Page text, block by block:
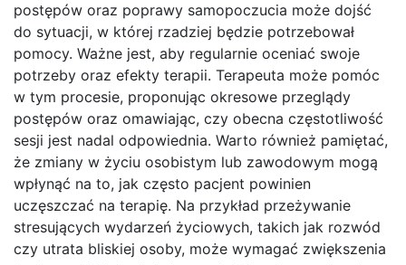
postępów oraz poprawy samopoczucia może dojść
do sytuacji, w której rzadziej będzie potrzebował
pomocy. Ważne jest, aby regularnie oceniać swoje
potrzeby oraz efekty terapii. Terapeuta może pomóc
w tym procesie, proponując okresowe przeglądy
postępów oraz omawiając, czy obecna częstotliwość
sesji jest nadal odpowiednia. Warto również pamiętać,
że zmiany w życiu osobistym lub zawodowym mogą
wpłynąć na to, jak często pacjent powinien
uczęszczać na terapię. Na przykład przeżywanie
stresujących wydarzeń życiowych, takich jak rozwód
czy utrata bliskiej osoby, może wymagać zwiększenia